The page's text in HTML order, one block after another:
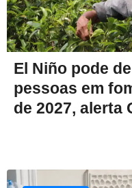
El Niño pode
pessoas em
de 2027, alerta